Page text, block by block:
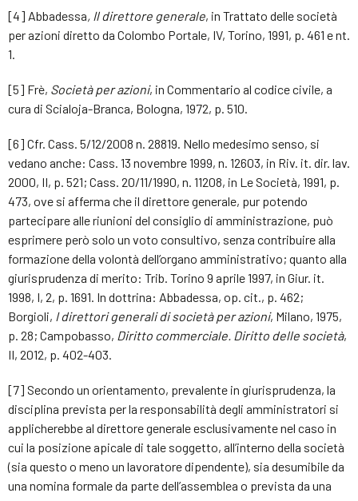
[4] Abbadessa, Il direttore generale, in Trattato delle società
per azioni diretto da Colombo Portale, IV, Torino, 1991, p. 461 e nt.
1.
[5] Frè, Società per azioni, in Commentario al codice civile, a
cura di Scialoja-Branca, Bologna, 1972, p. 510.
[6] Cfr. Cass. 5/12/2008 n. 28819. Nello medesimo senso, si
vedano anche: Cass. 13 novembre 1999, n. 12603, in Riv. it. dir. lav.
2000, II, p. 521; Cass. 20/11/1990, n. 11208, in Le Società, 1991, p.
473, ove si afferma che il direttore generale, pur potendo
partecipare alle riunioni del consiglio di amministrazione, può
esprimere però solo un voto consultivo, senza contribuire alla
formazione della volontà dell’organo amministrativo; quanto alla
giurisprudenza di merito: Trib. Torino 9 aprile 1997, in Giur. it.
1998, I, 2, p. 1691. In dottrina: Abbadessa, op. cit., p. 462;
Borgioli, I direttori generali di società per azioni, Milano, 1975,
p. 28; Campobasso, Diritto commerciale. Diritto delle società,
II, 2012, p. 402-403.
[7] Secondo un orientamento, prevalente in giurisprudenza, la
disciplina prevista per la responsabilità degli amministratori si
applicherebbe al direttore generale esclusivamente nel caso in
cui la posizione apicale di tale soggetto, all’interno della società
(sia questo o meno un lavoratore dipendente), sia desumibile da
una nomina formale da parte dell’assemblea o prevista da una